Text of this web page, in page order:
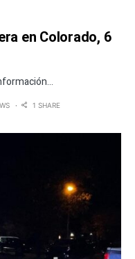
en Colorado, 6
1 SHARE